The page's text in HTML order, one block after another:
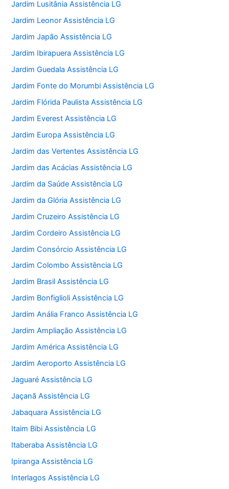
Jardim Lusitânia Assistência LG
Jardim Leonor Assistência LG
Jardim Japão Assistência LG
Jardim Ibirapuera Assistência LG
Jardim Guedala Assistência LG
Jardim Fonte do Morumbi Assistência LG
Jardim Flórida Paulista Assistência LG
Jardim Everest Assistência LG
Jardim Europa Assistência LG
Jardim das Vertentes Assistência LG
Jardim das Acácias Assistência LG
Jardim da Saúde Assistência LG
Jardim da Glória Assistência LG
Jardim Cruzeiro Assistência LG
Jardim Cordeiro Assistência LG
Jardim Consórcio Assistência LG
Jardim Colombo Assistência LG
Jardim Brasil Assistência LG
Jardim Bonfiglioli Assistência LG
Jardim Anália Franco Assistência LG
Jardim Ampliação Assistência LG
Jardim América Assistência LG
Jardim Aeroporto Assistência LG
Jaguaré Assistência LG
Jaçanã Assistência LG
Jabaquara Assistência LG
Itaim Bibi Assistência LG
Itaberaba Assistência LG
Ipiranga Assistência LG
Interlagos Assistência LG